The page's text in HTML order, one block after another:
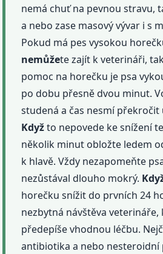
nemá chuť na pevnou stravu,
a nebo zase masový vývar i s
Pokud má pes vysokou
nemůžete zajít k veterináři,
pomoc na horečku je psa
po dobu přesně dvou minut.
studená a čas nesmí
Kdyžto nepovede ke snížení
několik minut obložte ledem
k hlavě. Vždy nezapomeňte
nezůstával dlouho mokrý.
horečku snížit do prvních 24
nezbytná návštěva
předepíše vhodnou léčbu.
antibiotika a nebo nesteroidní